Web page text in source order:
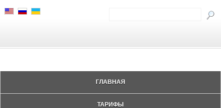
ГЛАВНАЯ
ТАРИФЫ